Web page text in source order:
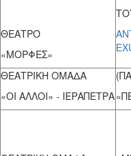
ΘΕΑΤΡΟ
«ΜΟΡΦΕΣ»
ΘΕΑΤΡΙΚΗ ΟΜΑΔΑ
«ΟΙ ΑΛΛΟΙ» - ΙΕΡΑΠΕΤΡΑ